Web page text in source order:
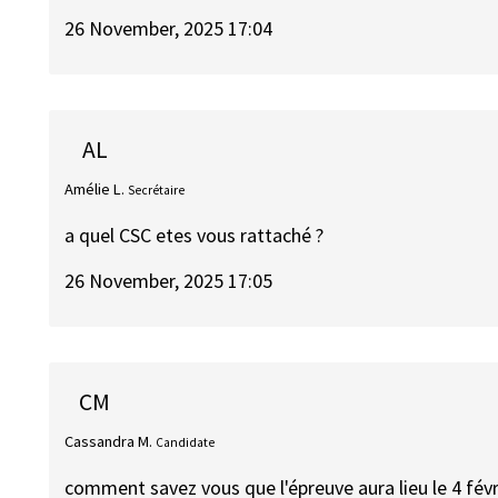
26 November, 2025 17:04
AL
Amélie L. Secrétaire
a quel CSC etes vous rattaché ?
26 November, 2025 17:05
CM
Cassandra M. Candidate
comment savez vous que l'épreuve aura lieu le 4